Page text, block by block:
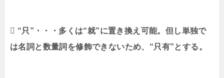
 “只”・・・多くは“就”に置き換え可能。但し単独で
は名詞と数量詞を修飾できないため、“只有”とする。